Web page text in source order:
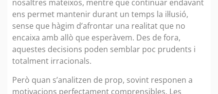
nosaltres mateixos, mentre que continuar endavant
ens permet mantenir durant un temps la il·lusió,
sense que hàgim d’afrontar una realitat que no
encaixa amb allò que esperàvem. Des de fora,
aquestes decisions poden semblar poc prudents i
totalment irracionals.
Però quan s’analitzen de prop, sovint responen a
motivacions perfectament comprensibles. Les